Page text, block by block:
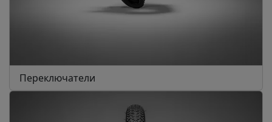
Переключатели